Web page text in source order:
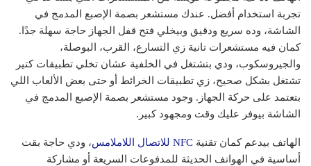
تجربة استخدام أفضل. عندك مستشعر بصمة الإصبع المدمج في
الشاشة، وده سريع ودقيق وبيخلي فتح قفل الجهاز حاجة سهلة جدًا.
كمان فيه مستشعرات تانية زي التسارع، القرب، البوصلة،
والجيروسكوب، ودي بتشتغل في الخلفية عشان تخلي تطبيقات كتير
تشتغل بشكل صحيح، زي تطبيقات الخرائط أو حتى بعض الألعاب اللي
بتعتمد على حركة الجهاز. وجود مستشعر بصمة الإصبع المدمج في
الشاشة بيوفر عليك وقت ومجهود كبير.
الهاتف بيدعم كمان تقنية NFC للاتصال اللاملامس
، ودي حاجة بقت
أساسية في الهواتف الحديثة للمدفوعات السريعة أو مشاركة